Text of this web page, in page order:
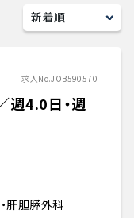
求人No.JOB590570
週4.0日・週
肝胆膵外科